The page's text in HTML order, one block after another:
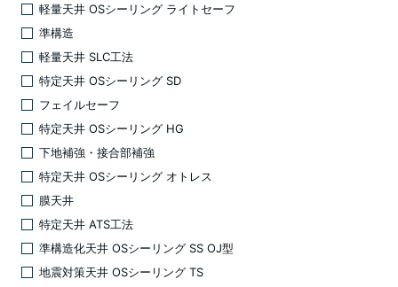
軽量天井 OSシーリング ライトセーフ
準構造
軽量天井 SLC工法
特定天井 OSシーリング SD
フェイルセーフ
特定天井 OSシーリング HG
下地補強・接合部補強
特定天井 OSシーリング オトレス
膜天井
特定天井 ATS工法
準構造化天井 OSシーリング SS OJ型
地震対策天井 OSシーリング TS